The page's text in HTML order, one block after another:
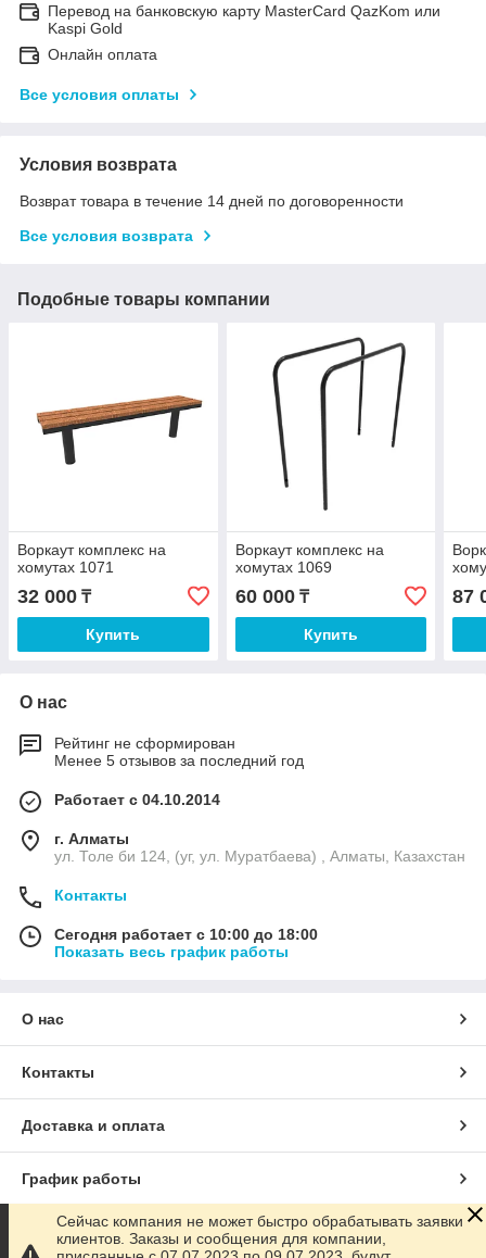
Перевод на банковскую карту MasterCard QazKom или
Kaspi Gold
Онлайн оплата
Все условия оплаты
Условия возврата
Возврат товара в течение 14 дней по договоренности
Все условия возврата
Подобные товары компании
Воркаут комплекс на
хомутах 1071
32 000 ₸
Купить
Воркаут комплекс на
хомутах 1069
60 000₸
Купить
87
О нас
Рейтинг не сформирован
Менее 5 отзывов за последний год
Работает с 04.10.2014
г. Алматы
ул. Толе би 124, (уг, ул. Муратбаева) , Алматы, Казахстан
Контакты
Сегодня работает с 10:00 до 18:00
Показать весь график работы
О нас
Контакты
Доставка и оплата
График работы
Полная версия сайта
Сейчас компания не может быстро обрабатывать заявки
клиентов. Заказы и сообщения для компании,